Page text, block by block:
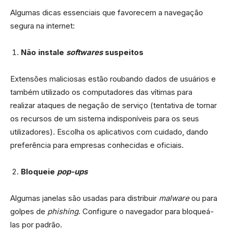
Algumas dicas essenciais que favorecem a navegação
segura na internet:
Não instale softwares suspeitos
Extensões maliciosas estão roubando dados de usuários e
também utilizado os computadores das vítimas para
realizar ataques de negação de serviço (tentativa de tornar
os recursos de um sistema indisponíveis para os seus
utilizadores). Escolha os aplicativos com cuidado, dando
preferência para empresas conhecidas e oficiais.
Bloqueie pop-ups
Algumas janelas são usadas para distribuir malwareou para
golpes de phishing. Configure o navegador para bloqueá-
las por padrão.